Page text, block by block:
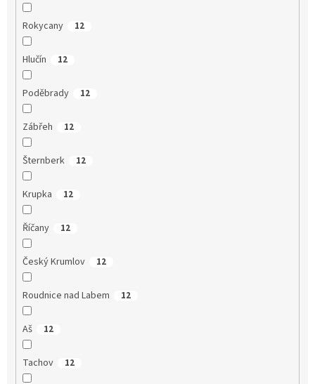
Rokycany 12
Hlučín 12
Poděbrady 12
Zábřeh 12
Šternberk 12
Krupka 12
Říčany 12
Český Krumlov 12
Roudnice nad Labem 12
Aš 12
Tachov 12